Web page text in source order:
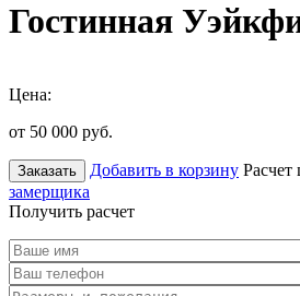
Гостинная
Цена:
от 50 000 руб.
Заказать Добавить в корзину Расчет
замерщика
Получить расчет